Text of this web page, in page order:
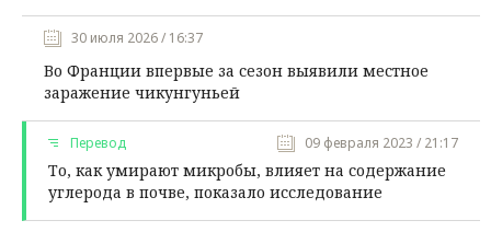
30 июля 2026 / 16:37
Во Франции впервые за сезон выявили местное
заражение чикунгуньей
Перевод 09 февраля 2023 / 21:17
То, как умирают микробы, влияет на содержание
углерода в почве, показало исследование